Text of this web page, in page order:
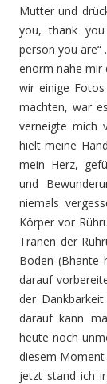
Mutter und
you, thank
person you are“
enorm nahe mir
wir einige
machten, war
verneigte mich
hielt meine
mein Herz,
und
niemals
Körper vor
Tränen der
Boden (Bhante
darauf
der
darauf kann
heute noch
diesem
jetzt stand ich